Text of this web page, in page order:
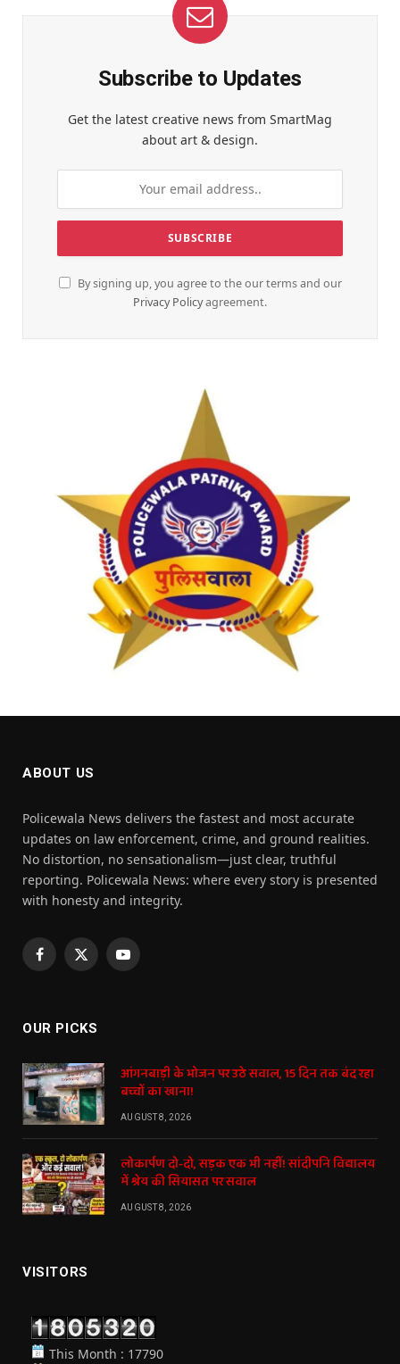
Subscribe to Updates
Get the latest creative news from SmartMag
about art & design.
By signing up, you agree to the our terms and our
Privacy Policyagreement.
ABOUT US
Policewala News delivers the fastest and most accurate
updates on law enforcement, crime, and ground realities.
No distortion, no sensationalism—just clear, truthful
reporting. Policewala News: where every story is presented
with honesty and integrity.
Facebook
X
YouTube
OUR PICKS
आंगनबाड़ी के भोजन पर उठे सवाल, 15 दिन तक बंद रहा
बच्चों का खाना!
AUGUST 8, 2026
लोकार्पण दो-दो, सड़क एक भी नहीं! सांदीपनि विद्यालय
में श्रेय की सियासत पर सवाल
AUGUST 8, 2026
VISITORS
This Month : 17790